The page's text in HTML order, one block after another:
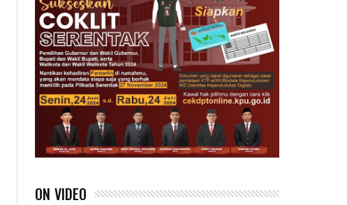
ON VIDEO